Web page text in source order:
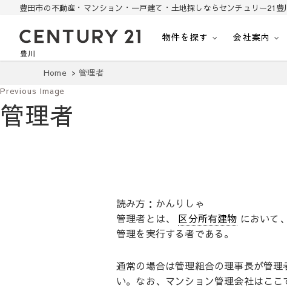
豊田市の不動産・マンション・一戸建て・土地探しならセンチュリー21豊
豊田市の中古住宅・土地・リノベ物件探し
物件を探す 会社案内
Home 管理者
Previous Image
管理者
読み方：かんりしゃ
管理者とは、 区分所有建物 において
管理を実行する者である。
通常の場合は管理組合の理事長が管
い。なお、マンション管理会社はここ